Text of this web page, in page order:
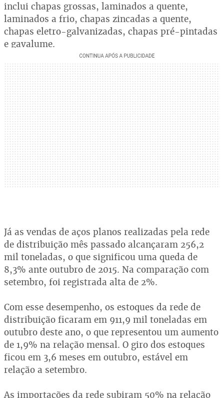
inclui chapas grossas, laminados a quente,
laminados a frio, chapas zincadas a quente,
chapas eletro-galvanizadas, chapas pré-pintadas
e gavalume.
Já as vendas de aços planos realizadas pela rede
de distribuição mês passado alcançaram 256,2
mil toneladas, o que significou uma queda de
8,3% ante outubro de 2015. Na comparação com
setembro, foi registrada alta de 2%.
Com esse desempenho, os estoques da rede de
distribuição ficaram em 911,9 mil toneladas em
outubro deste ano, o que representou um aumento
de 1,9% na relação mensal. O giro dos estoques
ficou em 3,6 meses em outubro, estável em
relação a setembro.
As importações da rede subiram 50% na relação